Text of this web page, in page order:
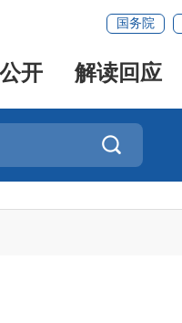
国务院
开 解读回应
